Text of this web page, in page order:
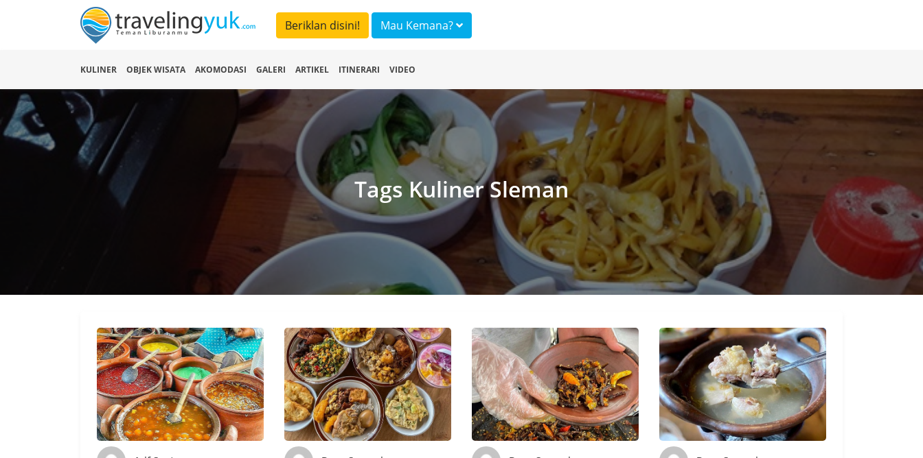
Beriklan disini! Mau Kemana?
KULINER OBJEK WISATA AKOMODASI GALERI ARTIKEL ITINERARI VIDEO
Tags Kuliner Sleman